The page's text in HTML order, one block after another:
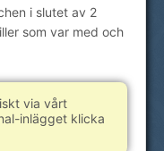
i slutet av 2
som var med och
via vårt
inlägget klicka